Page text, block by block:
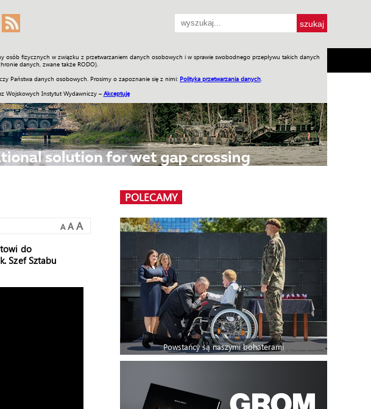
osób fizycznych w związku z przetwarzaniem danych osobowych i w sprawie swobodnego przepływu takich danych
danych, zwane także RODO).
Państwa danych osobowych. Prosimy o zapoznanie się z nimi: Polityka przetwarzania danych
Wojskowych Instytut Wydawniczy – Akceptuję
Wideo ENGLISH SKLEP Jednodniówki Praca w WIW
A A A
do
Szef Sztabu
POLECAMY
Powstańcy są naszymi bohaterami